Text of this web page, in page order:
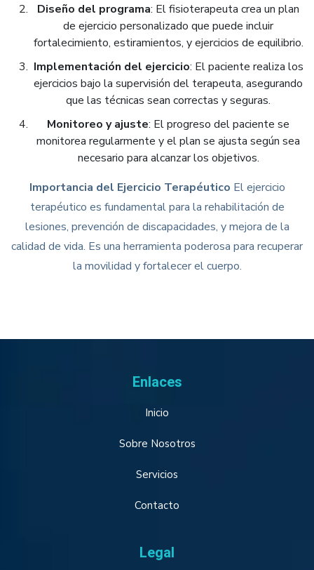
Diseño del programa: El fisioterapeuta crea un plan
de ejercicio personalizado que puede incluir
fortalecimiento, estiramientos, y ejercicios de equilibrio.
Implementación del ejercicio: El paciente realiza los
ejercicios bajo la supervisión del terapeuta, asegurando
que las técnicas sean correctas y seguras.
Monitoreo y ajuste: El progreso del paciente se
monitorea regularmente y el plan se ajusta según sea
necesario para alcanzar los objetivos.
Importancia del Ejercicio Terapéutico El ejercicio
terapéutico es fundamental para la rehabilitación de
lesiones, prevención de discapacidades, y mejora de la
calidad de vida. Es una herramienta poderosa para recuperar
la movilidad y fortalecer el cuerpo.
Enlaces
Inicio
Sobre Nosotros
Servicios
Contacto
Legal